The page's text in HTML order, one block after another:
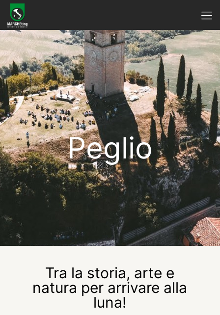
Peglio
Tra la storia, arte e
natura per arrivare alla
luna!